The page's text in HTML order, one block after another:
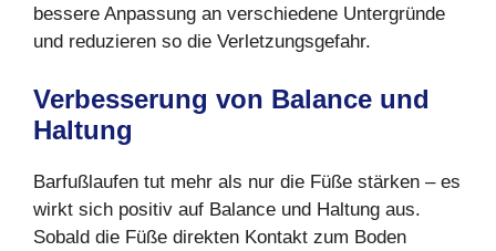
bessere Anpassung an verschiedene Untergründe
und reduzieren so die Verletzungsgefahr.
Verbesserung von Balance und
Haltung
Barfußlaufen tut mehr als nur die Füße stärken – es
wirkt sich positiv auf Balance und Haltung aus.
Sobald die Füße direkten Kontakt zum Boden